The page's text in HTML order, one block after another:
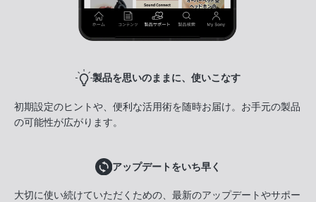
製品を思いのままに、使いこなす
初期設定のヒントや、便利な活用術を随時お届け。お手元の製品
の可能性が広がります。
アップデートをいち早く
大切に使い続けていただくための、最新のアップデートやサポー